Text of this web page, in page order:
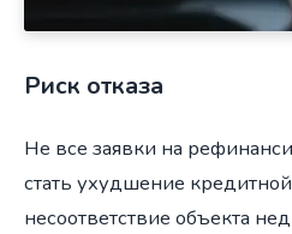
Риск отказа
Не все заявки на
стать ухудшение
несоответствие объекта